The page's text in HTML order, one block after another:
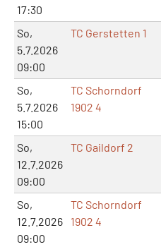
17:30
So,
5.7.2026
09:00
TC Gerstetten 1
So,
5.7.2026
15:00
TC Schorndorf
1902 4
So,
12.7.2026
09:00
TC Gaildorf 2
So,
12.7.2026
09:00
TC Schorndorf
1902 4